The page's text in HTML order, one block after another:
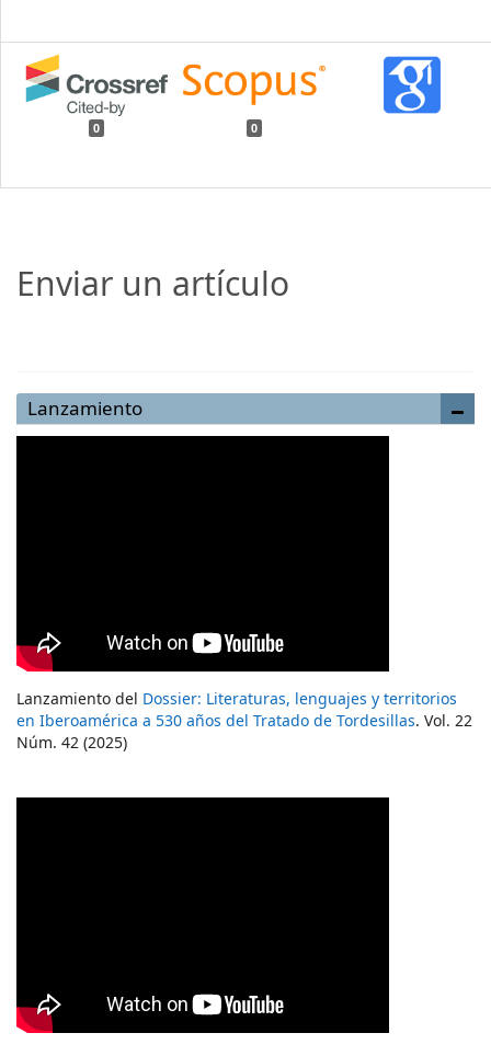
0 0
Enviar un artículo
Lanzamiento
Lanzamiento del Dossier: Literaturas, lenguajes y territorios
en Iberoamérica a 530 años del Tratado de Tordesillas. Vol. 22
Núm. 42 (2025)